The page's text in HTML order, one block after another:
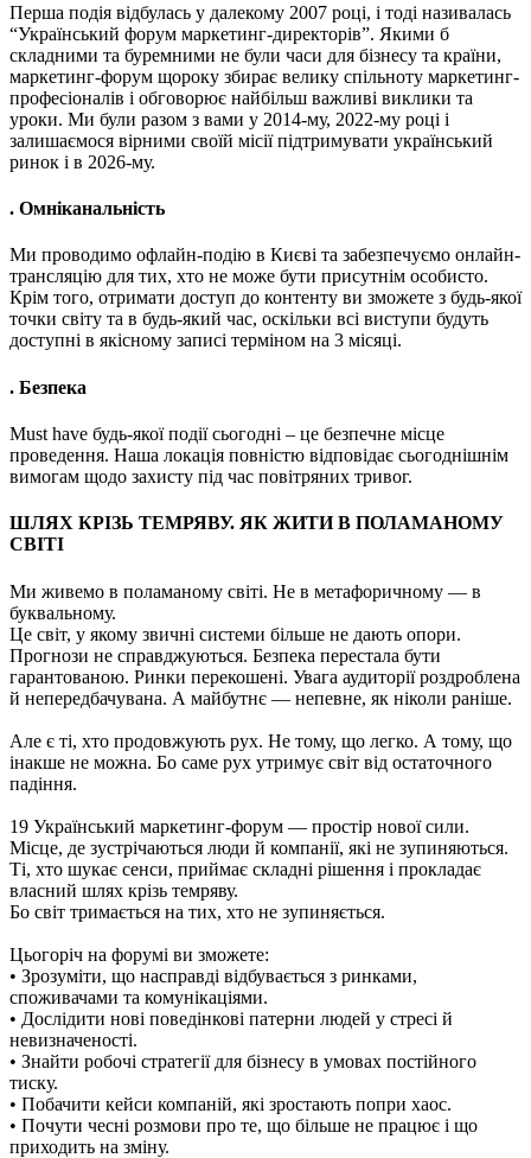
Перша подія відбулась у далекому 2007 році, і тоді називалась
“Український форум маркетинг-директорів”. Якими б
складними та буремними не були часи для бізнесу та країни,
маркетинг-форум щороку збирає велику спільноту маркетинг-
професіоналів і обговорює найбільш важливі виклики та
уроки. Ми були разом з вами у 2014-му, 2022-му році і
залишаємося вірними своїй місії підтримувати український
ринок і в 2026-му.
. Омніканальність
Ми проводимо офлайн-подію в Києві та забезпечуємо онлайн-
трансляцію для тих, хто не може бути присутнім особисто.
Крім того, отримати доступ до контенту ви зможете з будь-якої
точки світу та в будь-який час, оскільки всі виступи будуть
доступні в якісному записі терміном на 3 місяці.
. Безпека
Must have будь-якої події сьогодні – це безпечне місце
проведення. Наша локація повністю відповідає сьогоднішнім
вимогам щодо захисту під час повітряних тривог.
ШЛЯХ КРІЗЬ ТЕМРЯВУ. ЯК ЖИТИ В ПОЛАМАНОМУ
СВІТІ
Ми живемо в поламаному світі. Не в метафоричному — в
буквальному.
Це світ, у якому звичні системи більше не дають опори.
Прогнози не справджуються. Безпека перестала бути
гарантованою. Ринки перекошені. Увага аудиторії роздроблена
й непередбачувана. А майбутнє — непевне, як ніколи раніше.
Але є ті, хто продовжують рух. Не тому, що легко. А тому, що
інакше не можна. Бо саме рух утримує світ від остаточного
падіння.
19 Український маркетинг-форум — простір нової сили.
Місце, де зустрічаються люди й компанії, які не зупиняються.
Ті, хто шукає сенси, приймає складні рішення і прокладає
власний шлях крізь темряву.
Бо світ тримається на тих, хто не зупиняється.
Цьогоріч на форумі ви зможете:
• Зрозуміти, що насправді відбувається з ринками,
споживачами та комунікаціями.
• Дослідити нові поведінкові патерни людей у стресі й
невизначеності.
• Знайти робочі стратегії для бізнесу в умовах постійного
тиску.
• Побачити кейси компаній, які зростають попри хаос.
• Почути чесні розмови про те, що більше не працює і що
приходить на зміну.